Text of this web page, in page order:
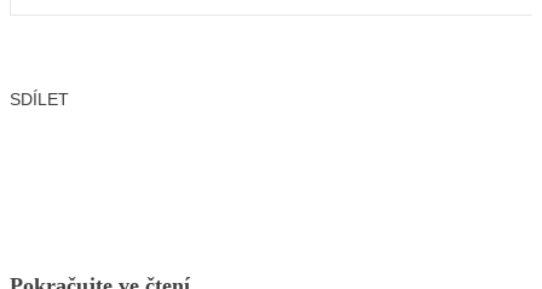
SDÍLET